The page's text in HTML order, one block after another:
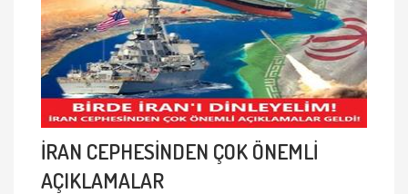
İRAN CEPHESİNDEN ÇOK ÖNEMLİ
AÇIKLAMALAR